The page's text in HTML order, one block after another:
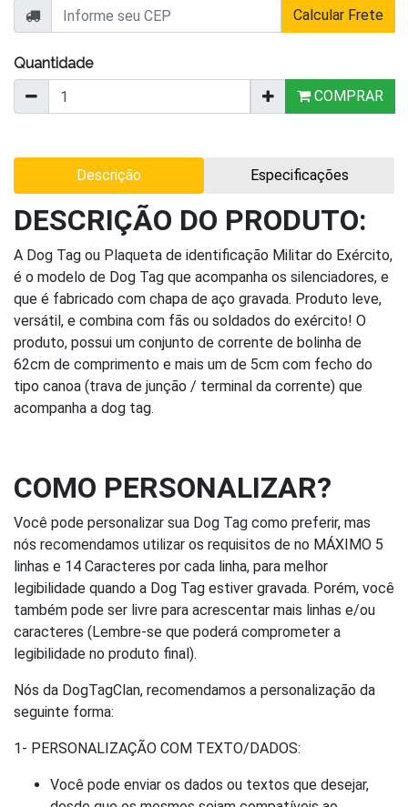
Calcular Frete
Quantidade
COMPRAR
Descrição Especificações
DESCRIÇÃO DO PRODUTO:
A Dog Tag ou Plaqueta de identificação Militar do Exército,
é o modelo de Dog Tag que acompanha os silenciadores, e
que é fabricado com chapa de aço gravada. Produto leve,
versátil, e combina com fãs ou soldados do exército! O
produto, possui um conjunto de corrente de bolinha de
62cm de comprimento e mais um de 5cm com fecho do
tipo canoa (trava de junção / terminal da corrente) que
acompanha a dog tag.
COMO PERSONALIZAR?
Você pode personalizar sua Dog Tag como preferir, mas
nós recomendamos utilizar os requisitos de no MÁXIMO 5
linhas e 14 Caracteres por cada linha, para melhor
legibilidade quando a Dog Tag estiver gravada. Porém, você
também pode ser livre para acrescentar mais linhas e/ou
caracteres (Lembre-se que poderá comprometer a
legibilidade no produto final).
Nós da DogTagClan, recomendamos a personalização da
seguinte forma:
1- PERSONALIZAÇÃO COM TEXTO/DADOS:
Você pode enviar os dados ou textos que desejar,